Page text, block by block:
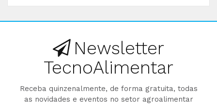
Newsletter
TecnoAlimentar
Receba quinzenalmente, de forma gratuita, todas
as novidades e eventos no setor agroalimentar